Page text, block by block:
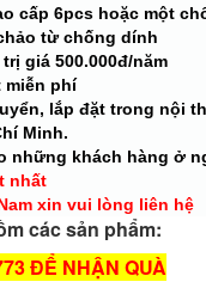
cấp 6pcs hoặc một
từ chống dính
giá 500.000đ/năm
miễn phí
lắp đặt trong nội
Minh.
những khách hàng ở
nhất
xin vui lòng liên hệ
các sản phẩm:
ĐỂ NHẬN QUÀ